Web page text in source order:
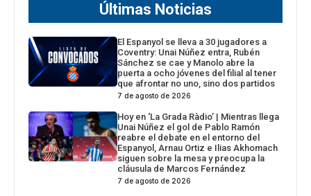
Últimas Noticias
El Espanyol se lleva a 30 jugadores a
Coventry: Unai Núñez entra, Rubén
Sánchez se cae y Manolo abre la
puerta a ocho jóvenes del filial al tener
que afrontar no uno, sino dos partidos
7 de agosto de 2026
Hoy en ‘La Grada Ràdio’ | Mientras llega
Unai Núñez el gol de Pablo Ramón
reabre el debate en el entorno del
Espanyol, Arnau Ortiz e Ilias Akhomach
siguen sobre la mesa y preocupa la
cláusula de Marcos Fernández
7 de agosto de 2026